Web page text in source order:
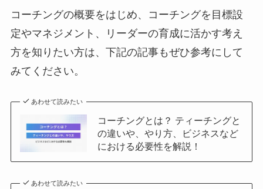
コーチングの概要をはじめ、コーチングを目標設
定やマネジメント、リーダーの育成に活かす考え
方を知りたい方は、下記の記事もぜひ参考にして
みてください。
あわせて読みたい
コーチングとは？ ティーチングと
の違いや、やり方、ビジネスなど
における必要性を解説！
あわせて読みたい